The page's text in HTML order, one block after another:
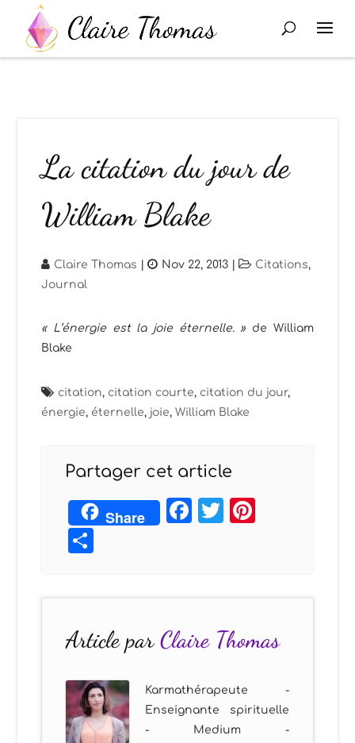
La citation du jour de
William Blake
Claire Thomas | Nov 22, 2013 | Citations,
Journal
« L’énergie est la joie éternelle. » de William
Blake
citation, citation courte, citation du jour,
énergie, éternelle, joie,William Blake
Partager cet article
Share Facebook
Twitter
Article parClaire Thomas
Karmathérapeute -
Enseignante spirituelle
- Medium -